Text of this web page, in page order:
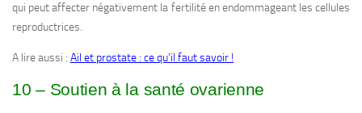
qui peut affecter négativement la fertilité en endommageant les cellules
reproductrices.
A lire aussi : Ail et prostate : ce qu’il faut savoir !
10 – Soutien à la santé ovarienne